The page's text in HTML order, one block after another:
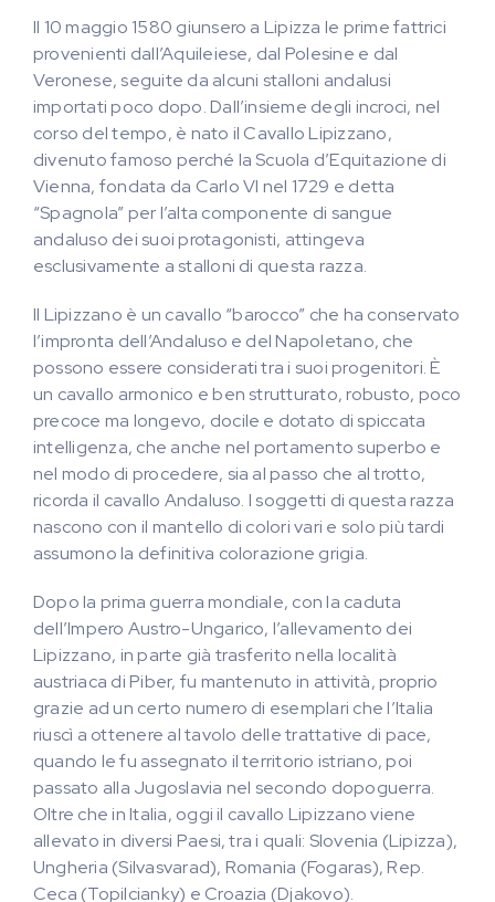
Il 10 maggio 1580 giunsero a Lipizza le prime fattrici
provenienti dall’Aquileiese, dal Polesine e dal
Veronese, seguite da alcuni stalloni andalusi
importati poco dopo. Dall’insieme degli incroci, nel
corso del tempo, è nato il Cavallo Lipizzano,
divenuto famoso perché la Scuola d’Equitazione di
Vienna, fondata da Carlo VI nel 1729 e detta
“Spagnola” per l’alta componente di sangue
andaluso dei suoi protagonisti, attingeva
esclusivamente a stalloni di questa razza.
Il Lipizzano è un cavallo “barocco” che ha conservato
l’impronta dell’Andaluso e del Napoletano, che
possono essere considerati tra i suoi progenitori. È
un cavallo armonico e ben strutturato, robusto, poco
precoce ma longevo, docile e dotato di spiccata
intelligenza, che anche nel portamento superbo e
nel modo di procedere, sia al passo che al trotto,
ricorda il cavallo Andaluso. I soggetti di questa razza
nascono con il mantello di colori vari e solo più tardi
assumono la definitiva colorazione grigia.
Dopo la prima guerra mondiale, con la caduta
dell’Impero Austro-Ungarico, l’allevamento dei
Lipizzano, in parte già trasferito nella località
austriaca di Piber, fu mantenuto in attività, proprio
grazie ad un certo numero di esemplari che l’Italia
riuscì a ottenere al tavolo delle trattative di pace,
quando le fu assegnato il territorio istriano, poi
passato alla Jugoslavia nel secondo dopoguerra.
Oltre che in Italia, oggi il cavallo Lipizzano viene
allevato in diversi Paesi, tra i quali: Slovenia (Lipizza),
Ungheria (Silvasvarad), Romania (Fogaras), Rep.
Ceca (Topilcianky) e Croazia (Djakovo).